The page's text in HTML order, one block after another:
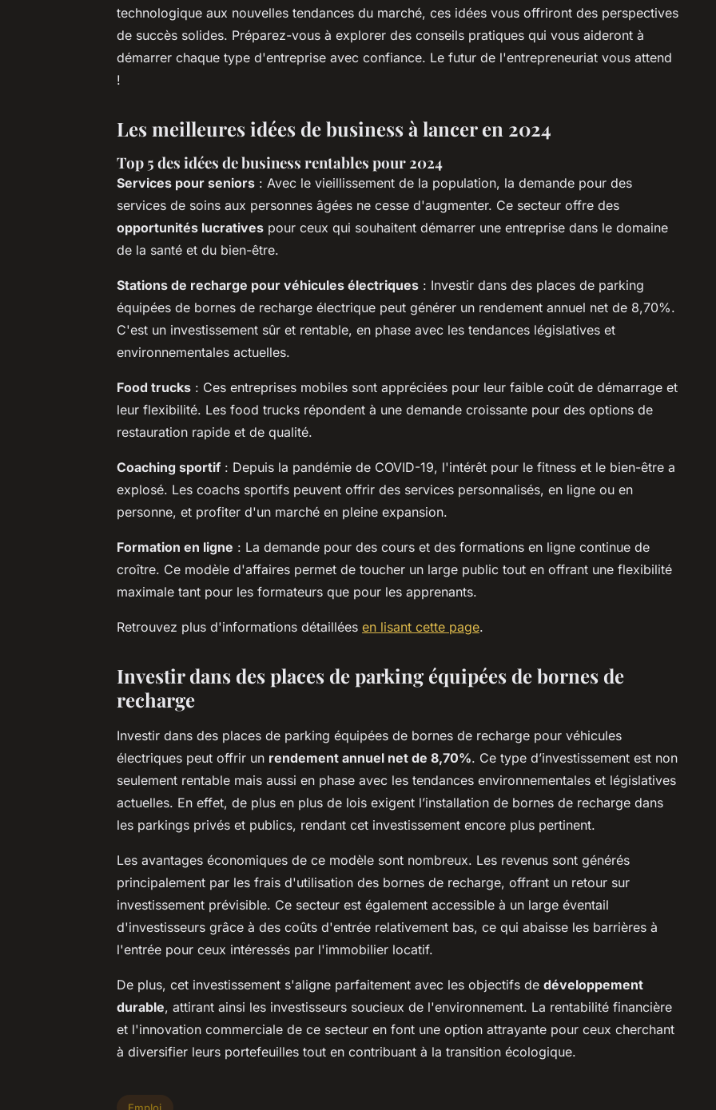
technologique aux nouvelles tendances du marché, ces idées vous offriront des perspectives
de succès solides. Préparez-vous à explorer des conseils pratiques qui vous aideront à
démarrer chaque type d'entreprise avec confiance. Le futur de l'entrepreneuriat vous attend
!
Les meilleures idées de business à lancer en 2024
Top 5 des idées de business rentables pour 2024
Services pour seniors : Avec le vieillissement de la population, la demande pour des
services de soins aux personnes âgées ne cesse d'augmenter. Ce secteur offre des
opportunités lucratives pour ceux qui souhaitent démarrer une entreprise dans le domaine
de la santé et du bien-être.
Stations de recharge pour véhicules électriques : Investir dans des places de parking
équipées de bornes de recharge électrique peut générer un rendement annuel net de 8,70%.
C'est un investissement sûr et rentable, en phase avec les tendances législatives et
environnementales actuelles.
Food trucks : Ces entreprises mobiles sont appréciées pour leur faible coût de démarrage et
leur flexibilité. Les food trucks répondent à une demande croissante pour des options de
restauration rapide et de qualité.
Coaching sportif : Depuis la pandémie de COVID-19, l'intérêt pour le fitness et le bien-être a
explosé. Les coachs sportifs peuvent offrir des services personnalisés, en ligne ou en
personne, et profiter d'un marché en pleine expansion.
Formation en ligne : La demande pour des cours et des formations en ligne continue de
croître. Ce modèle d'affaires permet de toucher un large public tout en offrant une flexibilité
maximale tant pour les formateurs que pour les apprenants.
Retrouvez plus d'informations détaillées en lisant cette page.
Investir dans des places de parking équipées de bornes de
recharge
Investir dans des places de parking équipées de bornes de recharge pour véhicules
électriques peut offrir un rendement annuel net de 8,70%. Ce type d’investissement est non
seulement rentable mais aussi en phase avec les tendances environnementales et législatives
actuelles. En effet, de plus en plus de lois exigent l’installation de bornes de recharge dans
les parkings privés et publics, rendant cet investissement encore plus pertinent.
Les avantages économiques de ce modèle sont nombreux. Les revenus sont générés
principalement par les frais d'utilisation des bornes de recharge, offrant un retour sur
investissement prévisible. Ce secteur est également accessible à un large éventail
d'investisseurs grâce à des coûts d'entrée relativement bas, ce qui abaisse les barrières à
l'entrée pour ceux intéressés par l'immobilier locatif.
De plus, cet investissement s'aligne parfaitement avec les objectifs de développement
durable, attirant ainsi les investisseurs soucieux de l'environnement. La rentabilité financière
et l'innovation commerciale de ce secteur en font une option attrayante pour ceux cherchant
à diversifier leurs portefeuilles tout en contribuant à la transition écologique.
Emploi